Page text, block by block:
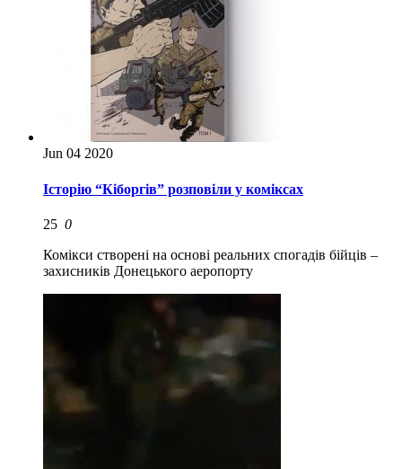
Jun 04 2020
Історію “Кіборгів” розповіли у коміксах
25 0
Комікси створені на основі реальних спогадів бійців –
захисників Донецького аеропорту